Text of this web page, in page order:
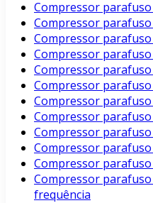
Compressor parafuso
Compressor
Compressor
Compressor
Compressor
Compressor parafuso
Compressor
Compressor parafuso
Compressor
Compressor
Compressor
Compressor
frequência